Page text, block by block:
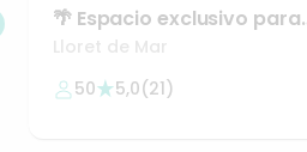
🌴 Espacio exclusivo para
celebraciones
Lloret de Mar
50
5,0(21)